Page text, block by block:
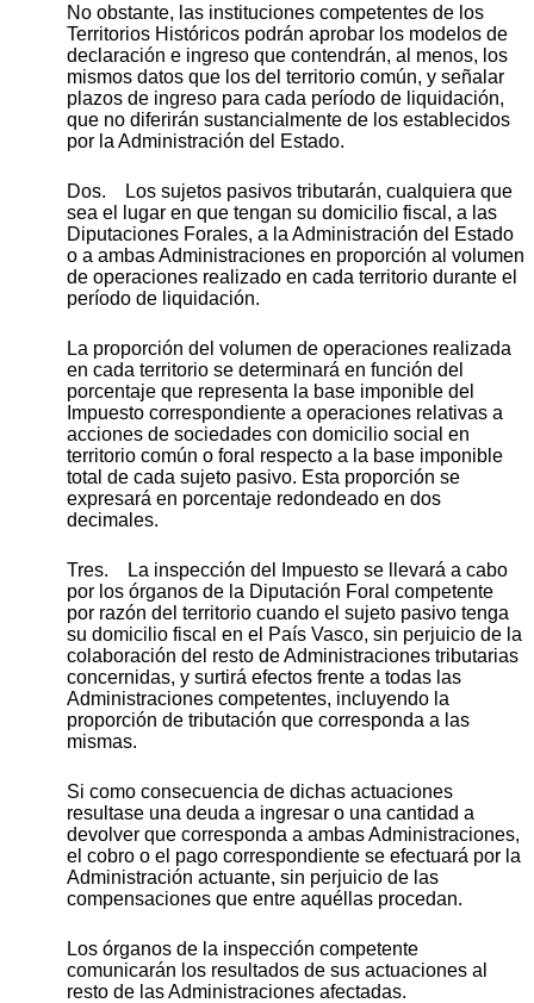
No obstante, las instituciones competentes de los
Territorios Históricos podrán aprobar los modelos de
declaración e ingreso que contendrán, al menos, los
mismos datos que los del territorio común, y señalar
plazos de ingreso para cada período de liquidación,
que no diferirán sustancialmente de los establecidos
por la Administración del Estado.
Dos. Los sujetos pasivos tributarán, cualquiera que
sea el lugar en que tengan su domicilio fiscal, a las
Diputaciones Forales, a la Administración del Estado
o a ambas Administraciones en proporción al volumen
de operaciones realizado en cada territorio durante el
período de liquidación.
La proporción del volumen de operaciones realizada
en cada territorio se determinará en función del
porcentaje que representa la base imponible del
Impuesto correspondiente a operaciones relativas a
acciones de sociedades con domicilio social en
territorio común o foral respecto a la base imponible
total de cada sujeto pasivo. Esta proporción se
expresará en porcentaje redondeado en dos
decimales.
Tres. La inspección del Impuesto se llevará a cabo
por los órganos de la Diputación Foral competente
por razón del territorio cuando el sujeto pasivo tenga
su domicilio fiscal en el País Vasco, sin perjuicio de la
colaboración del resto de Administraciones tributarias
concernidas, y surtirá efectos frente a todas las
Administraciones competentes, incluyendo la
proporción de tributación que corresponda a las
mismas.
Si como consecuencia de dichas actuaciones
resultase una deuda a ingresar o una cantidad a
devolver que corresponda a ambas Administraciones,
el cobro o el pago correspondiente se efectuará por la
Administración actuante, sin perjuicio de las
compensaciones que entre aquéllas procedan.
Los órganos de la inspección competente
comunicarán los resultados de sus actuaciones al
resto de las Administraciones afectadas.